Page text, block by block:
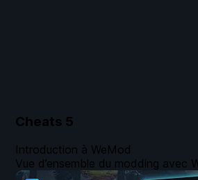
Cheats 5
Introduction à WeMod
Vue d’ensemble du modding avec